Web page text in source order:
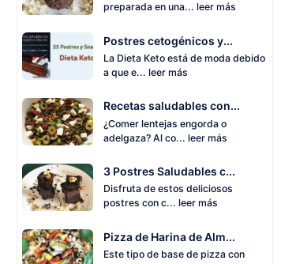
preparada en una... leer más
Postres cetogénicos y...
La Dieta Keto está de moda debido
a que e... leer más
Recetas saludables con...
¿Comer lentejas engorda o
adelgaza? Al co... leer más
3 Postres Saludables c...
Disfruta de estos deliciosos
postres con c... leer más
Pizza de Harina de Alm...
Este tipo de base de pizza con